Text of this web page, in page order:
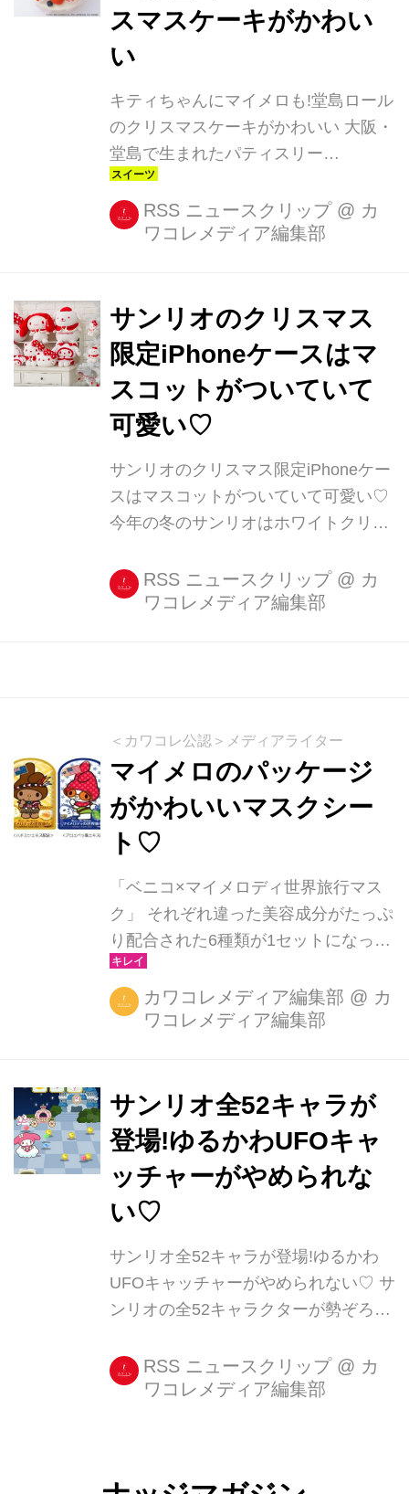
スマスケーキがかわい
い
キティちゃんにマイメロも!堂島ロール
のクリスマスケーキがかわいい 大阪・
堂島で生まれたパティスリー
「Moncher(モンシェール)」が、看板
商品である「堂島ロール」のクリーム
を使ったクリスマスケーキを販売して
場から集めた数種類の生乳を独自にブ
レンドした“完全オーダーメイドクリー
ム”は、一度口にすれば誰もが驚く美味
しさ。 「堂島ロール」は、今やデパー
トなどで行列ができるほど人気商品に
ーキでも最も注目すべきは、サンリオ
を代表するキャラクター「ハローキテ
ィ」や「マイメロディ」とのコラボ
RSS ニュースクリップ @ カ
ワコレメディア編集部
サンリオのクリスマス
限定iPhoneケースはマ
スコットがついていて
可愛い♡
サンリオのクリスマス限定iPhoneケー
スはマスコットがついていて可愛い♡
今年の冬のサンリオはホワイトクリス
の2色を使ったふわふわグッズを発売!
iPhoneケースは抱きしめたくなるよう
RSS ニュースクリップ @ カ
ワコレメディア編集部
＜カワコレ公認＞メディアライター
マイメロのパッケージ
がかわいいマスクシー
ト♡
「ベニコ×マイメロディ世界旅行マス
ク」 それぞれ違った美容成分がたっぷ
り配合された6種類が1セットになって
登場 2015年に40周年を迎えた人気キ
ャラクター「マイメロディ」とコラボ
レーションした、シート状の美容液マ
に発売されます！ この商品は、世界6
カ国（イタリア、スペイン、ニュージ
ーランド、アメリカ、ブラジル、日
本）で愛されている美容成分をそれぞ
れ1種ずつシートマスクにし、今回6枚
いいだけでなく、それぞれの美容成分
が異なるため、その日の肌の状態に合
わせて使用いただけます！ ＜商品...
カワコレメディア編集部 @ カ
ワコレメディア編集部
サンリオ全52キャラが
登場!ゆるかわUFOキャ
ッチャーがやめられな
い♡
サンリオ全52キャラが登場!ゆるかわ
UFOキャッチャーがやめられない♡ サ
ンリオの全52キャラクターが勢ぞろい
Catcher』を紹介します! 先に言ってお
きます。1度この可愛いサンリオワー
RSS ニュースクリップ @ カ
ワコレメディア編集部